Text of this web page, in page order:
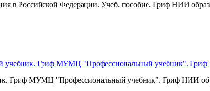
в Российской Федерации. Учеб. пособие. Гриф НИИ
Гриф МУМЦ "Профессиональный учебник". Гриф НИИ